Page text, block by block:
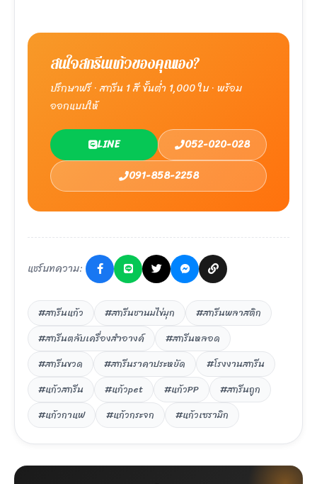
สนใจสกรีนแก้วของคุณเอง?
ปรึกษาฟรี · สกรีน 1 สี ขั้นต่ำ 1,000 ใบ · พร้อม
ออกแบบให้
LINE
052-020-028
091-858-2258
แชร์บทความ:
#สกรีนแก้ว #สกรีนชานมไข่มุก
#สกรีนพลาสติก
#สกรีนตลับเครื่องสำอางค์
#สกรีนหลอด
#สกรีนขวด
#สกรีนราคาประหยัด
#โรงงานสกรีน
#แก้วสกรีน
#แก้วpet #แก้วPP
#สกรีนถูก
#แก้วกาแฟ
#แก้วกระจก #แก้วเซรามิก